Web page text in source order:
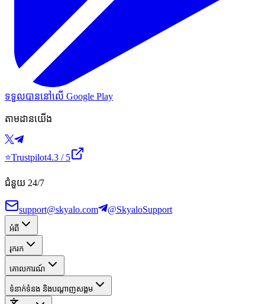
ទទួលបាននៅលើ Google Play
តាមដានយើង
⭐Trustpilot4.3 / 5
ជំនួយ 24/7
support@skyalo.com @SkyaloSupport
អំពី
រុករក
គោលការណ៍
ទំនាក់ទំនង និងបណ្ដាញសង្គម